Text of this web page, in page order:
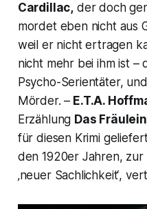
Cardillac, der doch
mordet eben nicht aus
weil er nicht ertragen
nicht mehr bei ihm ist –
Psycho-Serientäter,
Mörder. – E.T.A.
Erzählung Das
für diesen Krimi
den 1920er Jahren, zur
‚neuer Sachlichkeit‘,